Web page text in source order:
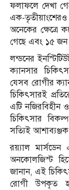
ফলাফলে দেখা
এক-
অনেকের ক্ষেত্রে
গেছে এবং ১৫ জন
লন্ডনের
ক্যানসার
যেসব রোগীর
চিকিৎসারই
এটি নজিরবিহীন
চিকিৎসার
সত্যিই
রয়্যাল মার্সডেন
অনকোলজিস্ট
জানান, এই
রোগী উপকৃত